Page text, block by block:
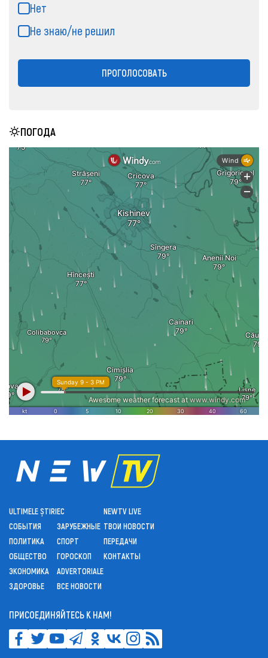
Нет
Не знаю/не решил
ПРОГОЛОСОВАТЬ
ПОГОДА
ULTIMELE ȘTIRI
СОБЫТИЯ
ПОЛИТИКА
ОБЩЕСТВО
ЭКОНОМИКА
ЗДОРОВЬЕ
ЕС
ЗАРУБЕЖНЫЕ
СПОРТ
ГОРОСКОП
ADVERTORIALE
ВСЕ НОВОСТИ
NEWTV LIVE
ТВОИ НОВОСТИ
ПЕРЕДАЧИ
КОНТАКТЫ
ПРИСОЕДИНЯЙТЕСЬ К НАМ!